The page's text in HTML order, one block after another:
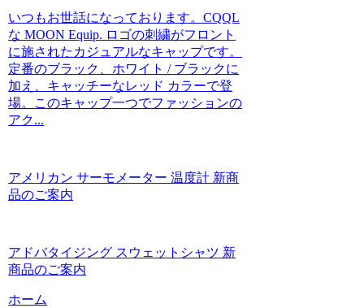
いつもお世話になっております。CQQL
な MOON Equip. ロゴの刺繍がフロント
に施されたカジュアルなキャップです。
定番のブラック、ホワイト / ブラックに
加え、キャッチーなレッド カラーで登
場。このキャップ一つでファッションの
アク...
アメリカン サーモメーター 温度計 新商
品のご案内
アドバタイジング スウェットシャツ 新
商品のご案内
ホーム